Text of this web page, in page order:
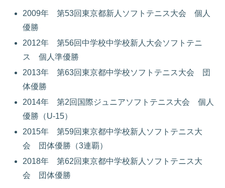
2009年 第53回東京都新人ソフトテニス大会 個人
優勝
2012年 第56回中学校中学校新人大会ソフトテニ
ス 個人準優勝
2013年 第63回東京都中学校ソフトテニス大会 団
体優勝
2014年 第2回国際ジュニアソフトテニス大会 個人
優勝（U-15）
2015年 第59回東京都中学校新人ソフトテニス大
会 団体優勝（3連覇）
2018年 第62回東京都中学校新人ソフトテニス大
会 団体優勝